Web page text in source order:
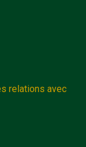
relations avec